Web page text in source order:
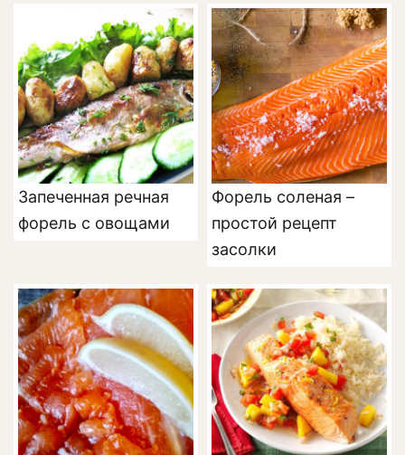
Запеченная речная
форель с овощами
Форель соленая –
простой рецепт
засолки